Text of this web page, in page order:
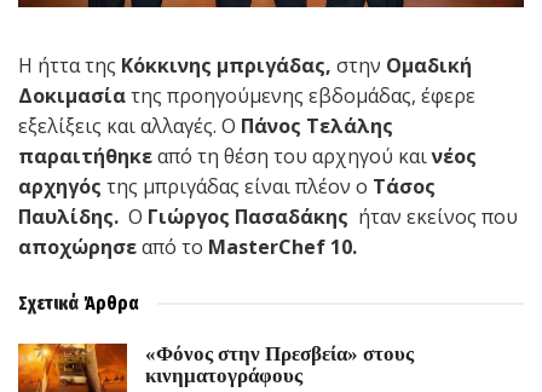
Η ήττα της Κόκκινης μπριγάδας, στην Ομαδική
Δοκιμασίατης προηγούμενης εβδομάδας, έφερε
εξελίξεις και αλλαγές. Ο Πάνος Τελάλης
παραιτήθηκεαπό τη θέση του αρχηγού καινέος
αρχηγός της μπριγάδας είναι πλέον ο Τάσος
Παυλίδης. Ο Γιώργος Πασαδάκης ήταν εκείνος που
αποχώρησεαπό το MasterChef 10.
Σχετικά Άρθρα
«Φόνος στην Πρεσβεία» στους
κινηματογράφους